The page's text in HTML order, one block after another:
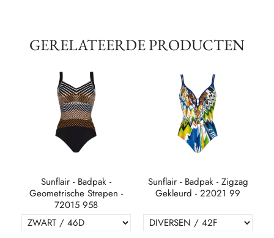
GERELATEERDE PRODUCTEN
Sunflair - Badpak -
Geometrische Strepen -
72015 958
Sunflair - Badpak - Zigzag
Gekleurd - 22021 99